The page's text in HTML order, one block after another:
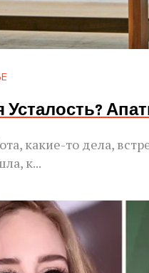
Усталость?
какие-то дела,
к...